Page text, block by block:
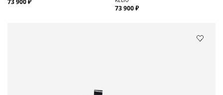
73 900 ₽
73 900 ₽